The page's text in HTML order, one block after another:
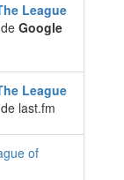
League
Google
League
last.fm
of